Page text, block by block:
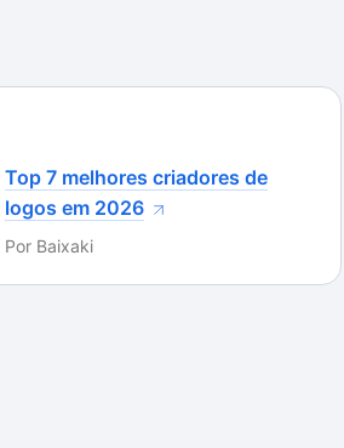
Top 7 melhores criadores de
logos em 2026
Por Baixaki